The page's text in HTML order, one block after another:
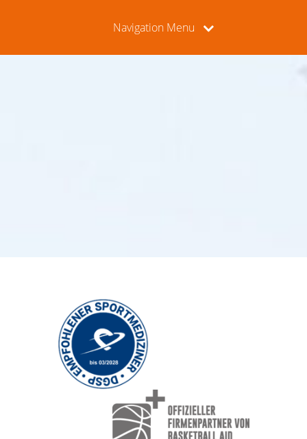
Navigation Menu